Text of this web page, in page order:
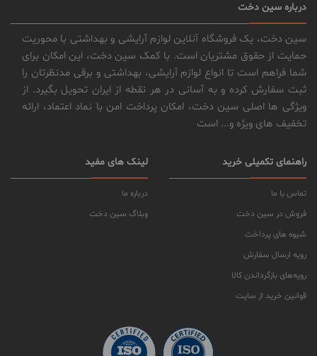
درباره سین دخت
سین دخت، یک فروشگاه آنلاین لوازم آرایشی و بهداشتی با محوریت
حمایت از حقوق مشتریان است. با کمک سین دخت، این امکان برای
شما فراهم است تا انواع لوازم آرایشی، بهداشتی و برقی مدنظرتان را
ثبت سفارش کرده و به آسانی در هر نقطه از ایران تحویل بگیرد. از
ویژگی ها اصلی سین دخت، امکان پرداخت امن با نماد اعتماد، ارائه
تخفیف های ویژه و... است
راهنمای تکمیلی خرید
تماس با ما
فروش در سین دخت
شیوه های پرداخت
رویه ارسال سفارش
رویه‌های بازگرداندن کالا
قوانین خرید از سایت
لینک های مفید
درباره ما
وبلاگ سین دخت